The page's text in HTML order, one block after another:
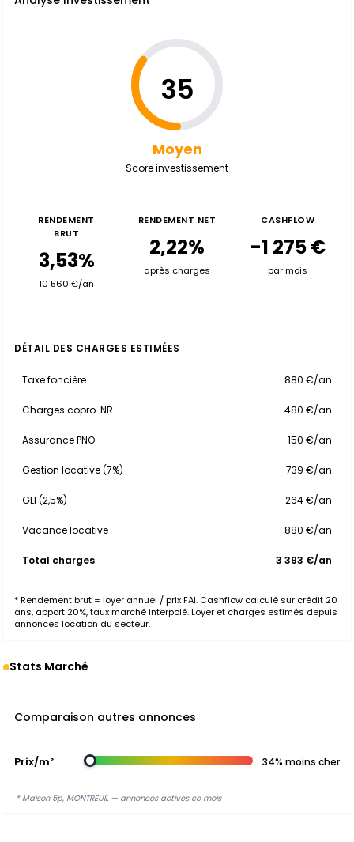
35
Moyen
Score investissement
RENDEMENT
BRUT
3,53%
10 560 €/an
RENDEMENT NET
2,22%
après charges
CASHFLOW
-1 275 €
par mois
DÉTAIL DES CHARGES ESTIMÉES
Taxe foncière 880 €/an
Charges copro. NR 480 €/an
Assurance PNO 150 €/an
Gestion locative (7%) 739 €/an
GLI (2,5%) 264 €/an
Vacance locative 880 €/an
Total charges 3 393 €/an
* Rendement brut = loyer annuel / prix FAI. Cashflow calculé sur crédit 20
ans, apport 20%, taux marché interpolé. Loyer et charges estimés depuis
annonces location du secteur.
Stats Marché
Comparaison autres annonces
Prix/m² 34% moins cher
* Maison 5p, MONTREUIL — annonces actives ce mois